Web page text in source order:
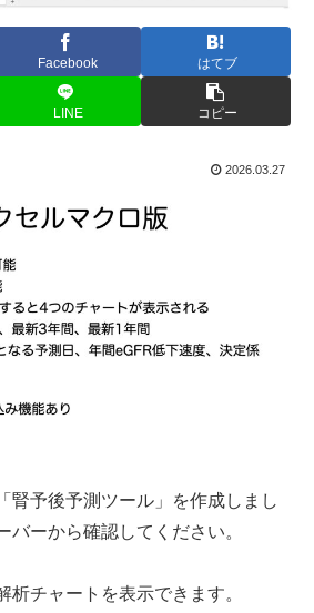
Facebook はてブ
LINE コピー
2026.03.27
腎予後予測ツール」を作成しまし
バーから確認してください。
析チャートを表示できます。